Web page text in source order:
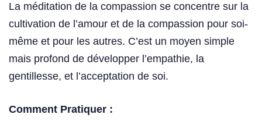
La méditation de la compassion se concentre sur la
cultivation de l’amour et de la compassion pour soi-
même et pour les autres. C’est un moyen simple
mais profond de développer l’empathie, la
gentillesse, et l’acceptation de soi.
Comment Pratiquer :